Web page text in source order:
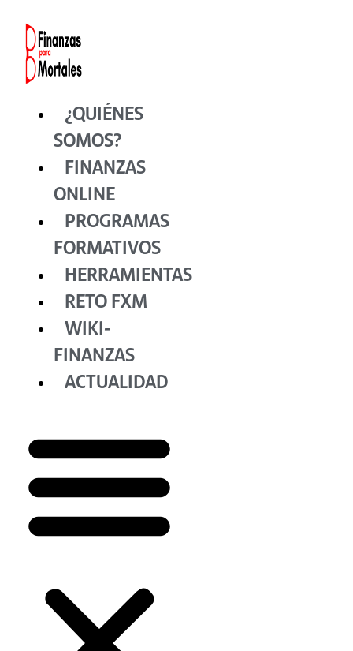
contenido
¿QUIÉNES
SOMOS?
FINANZAS
ONLINE
PROGRAMAS
FORMATIVOS
HERRAMIENTAS
RETO FXM
WIKI-
FINANZAS
ACTUALIDAD